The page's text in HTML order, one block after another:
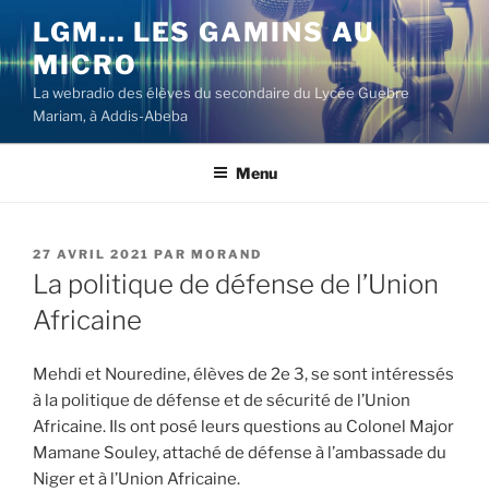
contenu
principal
LGM… LES GAMINS AU
MICRO
La webradio des élèves du secondaire du Lycée Guebre
Mariam, à Addis-Abeba
Menu
PUBLIÉ
LE
27 AVRIL 2021 PAR MORAND
La politique de défense de l’Union
Africaine
Mehdi et Nouredine, élèves de 2e 3, se sont intéressés
à la politique de défense et de sécurité de l’Union
Africaine. Ils ont posé leurs questions au Colonel Major
Mamane Souley, attaché de défense à l’ambassade du
Niger et à l’Union Africaine.